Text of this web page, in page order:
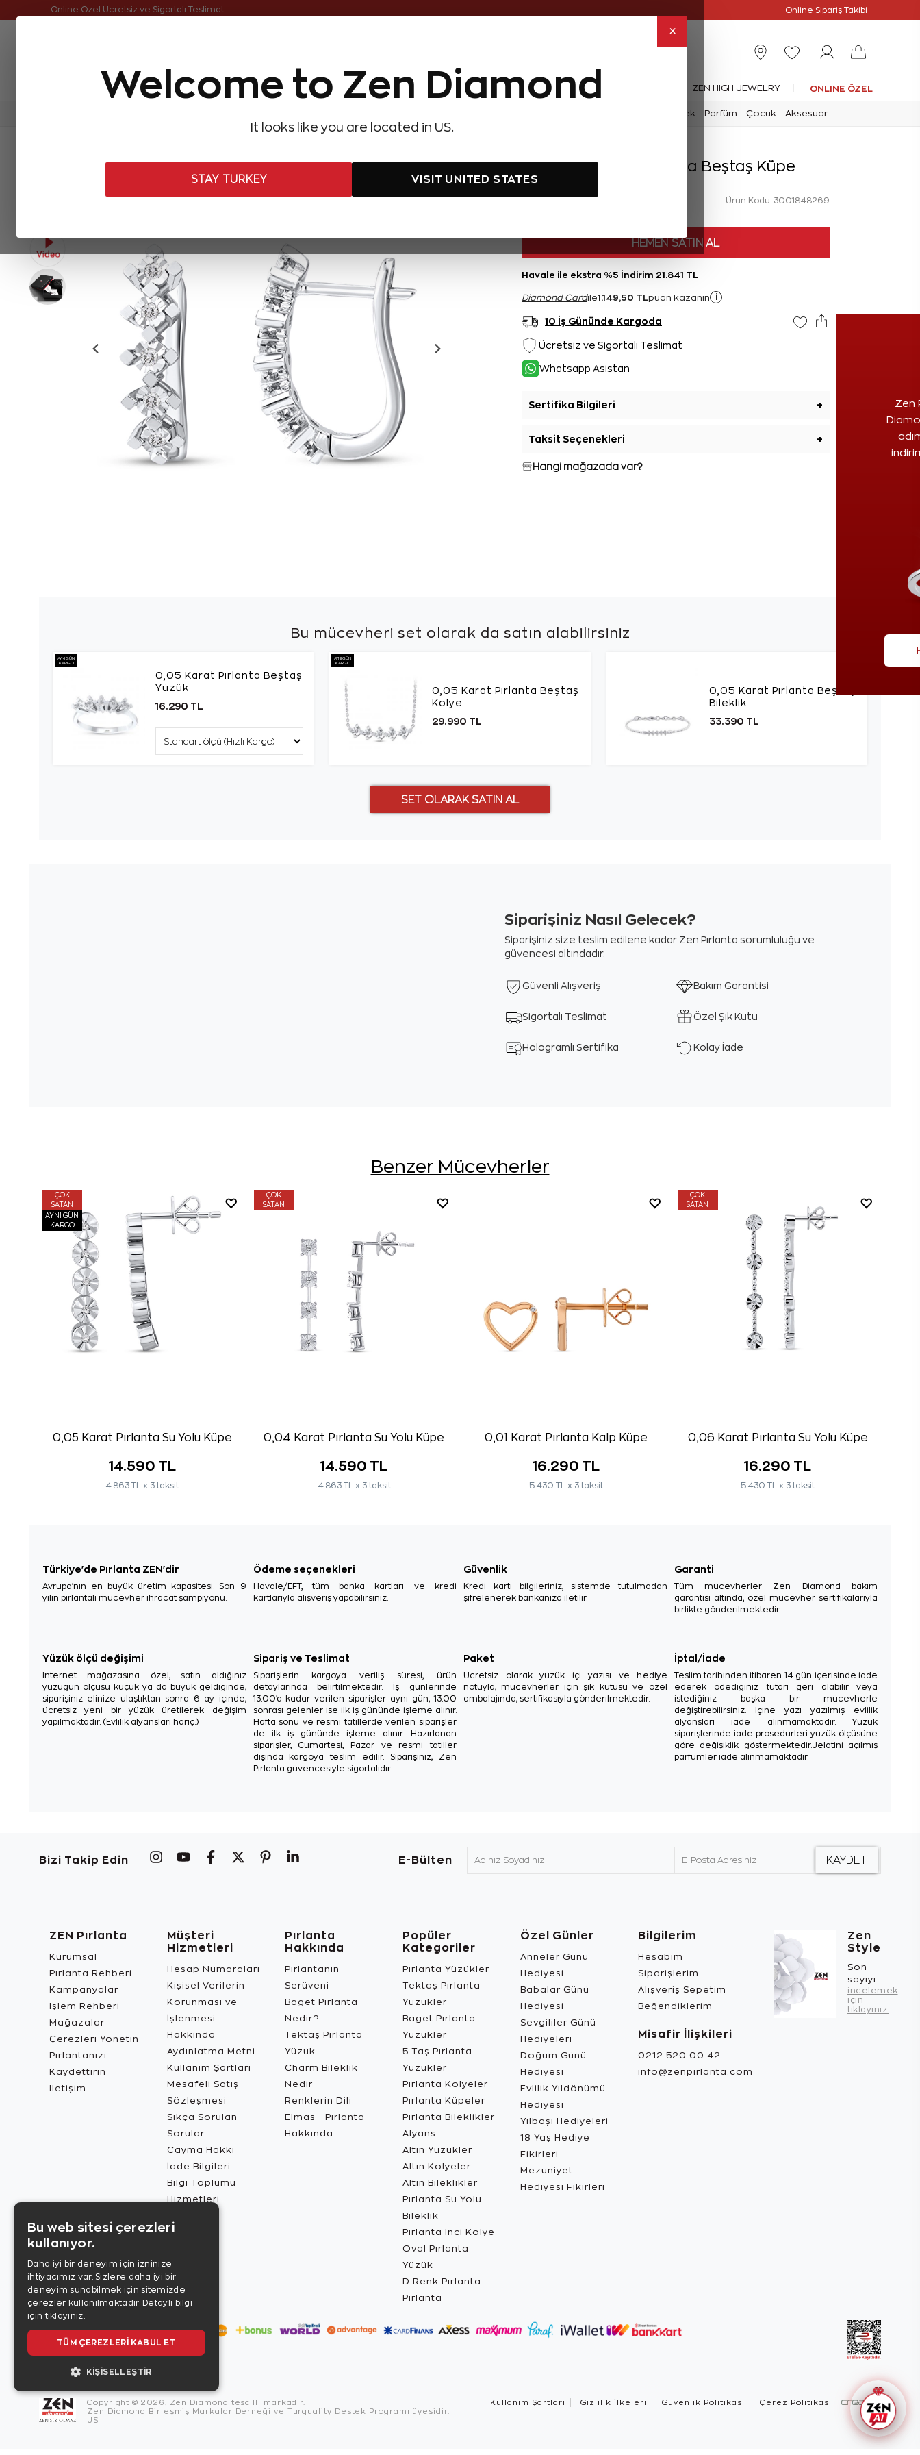
×
Welcome to Zen Diamond
It looks like you are located in US.
STAY TURKEY VISIT UNITED STATES
Online Özel 14 Gün Kayıpsız İade Online Sipariş Takibi
Aynı Gün Kargo Çok Satanlar Hediye Önerileri Evlilik Teklifi Setler Özel Koleksiyonlar ZEN HIGH JEWELRY ONLINE ÖZEL
Erkek Parfüm Çocuk Aksesuar
ÇOK
0,10 Karat Pırlanta Beştaş Küpe
Ürün Kodu: 3001848269
HEMEN SATIN AL
Havale ile ekstra %5 İndirim 21.841 TL
Diamond Cardile1.149,50 TL puan kazanın i
Zen
10 İş Gününde Kargoda
Ücretsiz ve Sigortalı Teslimat
Whatsapp Asistan
Sertifika Bilgileri +
Taksit Seçenekleri +
Hangi mağazada var?
Bu mücevheri set olarak da satın alabilirsiniz
AYNI GÜN
KARGO
0,05 Karat Pırlanta Beştaş
Yüzük
16.290 TL
AYNI GÜN
KARGO
0,05 Karat Pırlanta Beştaş
Kolye
29.990 TL
0,05 Karat Pırlanta Beştaş
Bileklik
33.390 TL
Siparişiniz Nasıl Gelecek?
Siparişiniz size teslim edilene kadar Zen Pırlanta sorumluluğu ve
güvencesi altındadır.
Güvenli Alışveriş Bakım Garantisi
Sigortalı Teslimat Özel Şık Kutu
Hologramlı Sertifika Kolay İade
Benzer Mücevherler
ÇOK
SATAN
AYNI GÜN
KARGO
0,05 Karat Pırlanta Su Yolu Küpe
14.590 TL
4.863 TL x 3 taksit
ÇOK
SATAN
0,04 Karat Pırlanta Su Yolu Küpe
14.590 TL
4.863 TL x 3 taksit
0,01 Karat Pırlanta Kalp Küpe
16.290 TL
5.430 TL x 3 taksit
ÇOK
SATAN
0,06 Karat Pırlanta Su Yolu Küpe
16.290 TL
5.430 TL x 3 taksit
Türkiye'de Pırlanta ZEN'dir
Avrupa'nın en büyük üretim kapasitesi. Son 9
yılın pırlantalı mücevher ihracat şampiyonu.
Ödeme seçenekleri
Havale/EFT, tüm banka kartları ve kredi
kartlarıyla alışveriş yapabilirsiniz.
Güvenlik
Kredi kartı bilgileriniz, sistemde tutulmadan
şifrelenerek bankanıza iletilir.
Garanti
Tüm mücevherler Zen Diamond bakım
garantisi altında, özel mücevher sertifikalarıyla
birlikte gönderilmektedir.
Yüzük ölçü değişimi
İnternet mağazasına özel, satın aldığınız
yüzüğün ölçüsü küçük ya da büyük geldiğinde,
siparişiniz elinize ulaştıktan sonra 6 ay içinde,
ücretsiz yeni bir yüzük üretilerek değişim
yapılmaktadır. (Evlilik alyansları hariç.)
Sipariş ve Teslimat
Siparişlerin kargoya veriliş süresi, ürün
detaylarında belirtilmektedir. İş günlerinde
13.00'a kadar verilen siparişler aynı gün, 13.00
sonrası gelenler ise ilk iş gününde işleme alınır.
Hafta sonu ve resmi tatillerde verilen siparişler
de ilk iş gününde işleme alınır. Hazırlanan
siparişler, Cumartesi, Pazar ve resmi tatiller
dışında kargoya teslim edilir. Siparişiniz, Zen
Pırlanta güvencesiyle sigortalıdır.
Paket
Ücretsiz olarak yüzük içi yazısı ve hediye
notuyla, mücevherler için şık kutusu ve özel
ambalajında, sertifikasıyla gönderilmektedir.
İptal/İade
Teslim tarihinden itibaren 14 gün içerisinde iade
ederek ödediğiniz tutarı geri alabilir veya
istediğiniz başka bir mücevherle
değiştirebilirsiniz. İçine yazı yazılmış evlilik
alyansları iade alınmamaktadır. Yüzük
siparişlerinde iade prosedürleri yüzük ölçüsüne
göre değişiklik göstermektedir.Jelatini açılmış
parfümler iade alınmamaktadır.
Bizi Takip Edin E-Bülten
ZEN Pırlanta
Kurumsal
Pırlanta Rehberi
Kampanyalar
İşlem Rehberi
Mağazalar
Çerezleri Yönetin
Pırlantanızı
Kaydettirin
İletişim
Müşteri
Hizmetleri
Hesap Numaraları
Kişisel Verilerin
Korunması ve
İşlenmesi
Hakkında
Aydınlatma Metni
Kullanım Şartları
Mesafeli Satış
Sözleşmesi
Sıkça Sorulan
Sorular
Cayma Hakkı
İade Bilgileri
Bilgi Toplumu
Hizmetleri
Pırlanta
Hakkında
Pırlantanın
Serüveni
Baget Pırlanta
Nedir?
Tektaş Pırlanta
Yüzük
Charm Bileklik
Nedir
Renklerin Dili
Elmas - Pırlanta
Hakkında
Popüler
Kategoriler
Pırlanta Yüzükler
Tektaş Pırlanta
Yüzükler
Baget Pırlanta
Yüzükler
5 Taş Pırlanta
Yüzükler
Pırlanta Kolyeler
Pırlanta Küpeler
Pırlanta Bileklikler
Alyans
Altın Yüzükler
Altın Kolyeler
Altın Bileklikler
Pırlanta Su Yolu
Bileklik
Pırlanta İnci Kolye
Oval Pırlanta
Yüzük
D Renk Pırlanta
Pırlanta
Özel Günler
Anneler Günü
Hediyesi
Babalar Günü
Hediyesi
Sevgililer Günü
Hediyeleri
Doğum Günü
Hediyesi
Evlilik Yıldönümü
Hediyesi
Yılbaşı Hediyeleri
18 Yaş Hediye
Fikirleri
Mezuniyet
Hediyesi Fikirleri
Bilgilerim
Hesabım
Siparişlerim
Alışveriş Sepetim
Beğendiklerim
Misafir İlişkileri
0212 520 00 42
info@zenpirlanta.com
Zen
Style
Son
sayıyı
incelemek
için
tıklayınız.
Copyright © 2026, Zen Diamond tescilli markadır.
Zen Diamond Birleşmiş Markalar Derneği ve Turquality Destek Programı üyesidir.
US
Kullanım Şartları Gizlilik İlkeleri Güvenlik Politikası Çerez Politikası
Bu web sitesi çerezleri
kullanıyor.
Daha iyi bir deneyim için izninize
ihtiyacımız var. Sizlere daha iyi bir
deneyim sunabilmek için sitemizde
çerezler kullanılmaktadır. Detaylı bilgi
için tıklayınız.
TÜM ÇEREZLERI KABUL ET
KIŞISELLEŞTIR